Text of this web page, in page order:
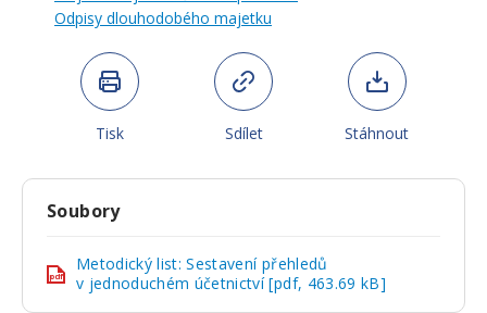
Odpisy dlouhodobého majetku
Tisk Sdílet Stáhnout
Soubory
pdf
Metodický list: Sestavení přehledů
v jednoduchém účetnictví [pdf, 463.69 kB]